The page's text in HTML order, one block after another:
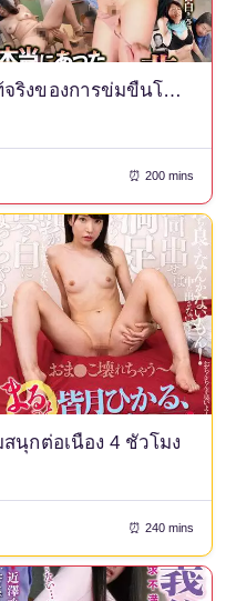
NASK-163 โศกนาฏกรรมที่แท้จริงของการข่มขืนโดยสายเลือดเดียวกัน 3
⏰ 200 mins
นุกต่อเนื่อง 4 ชั่วโมง
⏰ 240 mins